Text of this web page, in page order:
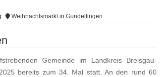
Weihnachtsmarkt in Gundelfingen
Gemeinde im Landkreis Breisgau-
bereits zum 34. Mal statt. An den rund 60